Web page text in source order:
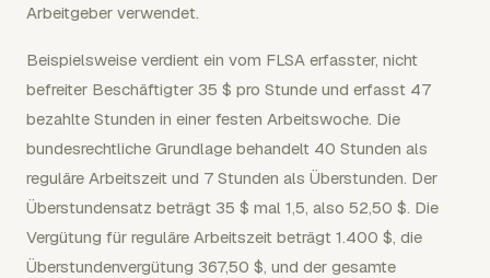
Arbeitgeber verwendet.
Beispielsweise verdient ein vom FLSA erfasster, nicht
befreiter Beschäftigter 35 $ pro Stunde und erfasst 47
bezahlte Stunden in einer festen Arbeitswoche. Die
bundesrechtliche Grundlage behandelt 40 Stunden als
reguläre Arbeitszeit und 7 Stunden als Überstunden. Der
Überstundensatz beträgt 35 $ mal 1,5, also 52,50 $. Die
Vergütung für reguläre Arbeitszeit beträgt 1.400 $, die
Überstundenvergütung 367,50 $, und der gesamte